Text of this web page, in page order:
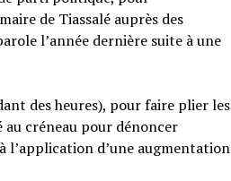
de Tiassalé auprès des
l’année dernière suite à une
des heures), pour faire plier les
créneau pour dénoncer
l’application d’une augmentation